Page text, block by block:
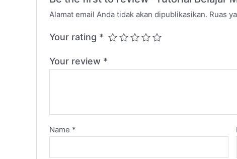
Alamat email Anda tidak akan dipublikasikan. Ruas
Your rating *
Your review *
Name *